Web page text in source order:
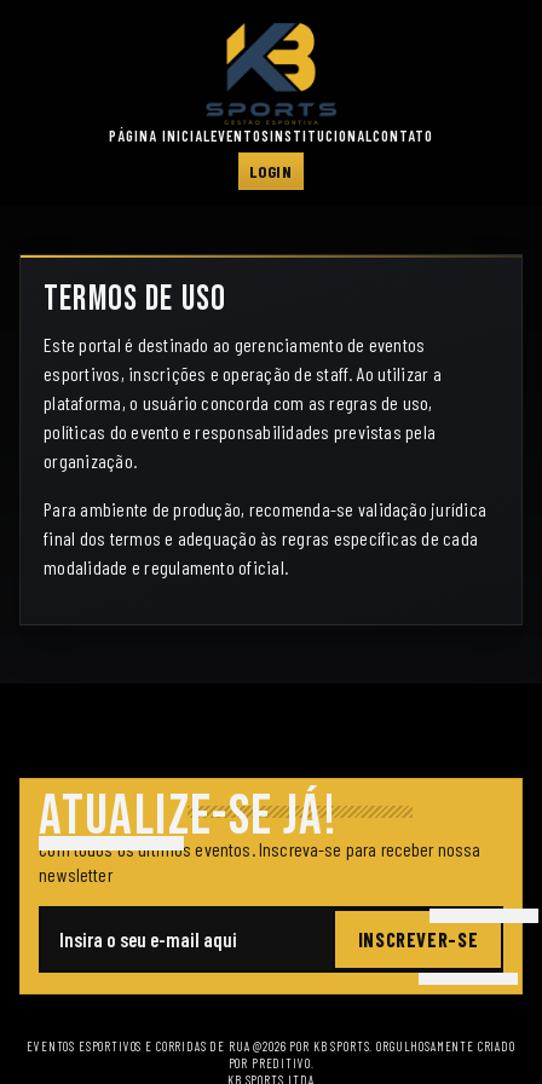
PÁGINA INICIAL EVENTOSINSTITUCIONAL CONTATO
LOGIN
Termos de Uso
Este portal é destinado ao gerenciamento de eventos
esportivos, inscrições e operação de staff. Ao utilizar a
plataforma, o usuário concorda com as regras de uso,
políticas do evento e responsabilidades previstas pela
organização.
Para ambiente de produção, recomenda-se validação jurídica
final dos termos e adequação às regras específicas de cada
modalidade e regulamento oficial.
ATUALIZE-SE JÁ!
Com todos os últimos eventos. Inscreva-se para receber nossa
newsletter
E-mail
INSCREVER-SE
EVENTOS ESPORTIVOS E CORRIDAS DE RUA @2026 POR KB SPORTS. ORGULHOSAMENTE CRIADO
POR PREDITIVO
KB SPORTS LTDA